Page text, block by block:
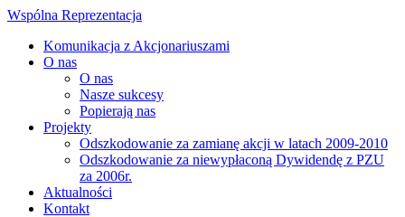
Wspólna Reprezentacja
Komunikacja z Akcjonariuszami
O nas
O nas
Nasze sukcesy
Popierają nas
Projekty
Odszkodowanie za zamianę akcji w latach 2009-2010
Odszkodowanie za niewypłaconą Dywidendę z PZU
za 2006r.
Aktualności
Kontakt